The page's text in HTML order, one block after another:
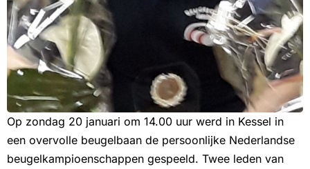
Op zondag 20 januari om 14.00 uur werd in Kessel in
een overvolle beugelbaan de persoonlijke Nederlandse
beugelkampioenschappen gespeeld. Twee leden van